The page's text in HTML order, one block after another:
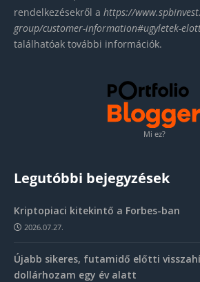
rendelkezésekről a https://
group/customer-information#ugyletek-
találhatóak további információk.
Mi ez?
Legutóbbi bejegyzések
Kriptopiaci kitekintő a Forbes-ban
2026.07.27.
Újabb sikeres, futamidő előtti
dollárhozam egy év alatt